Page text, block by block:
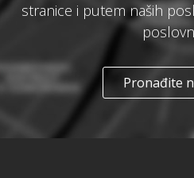
stranice i putem naših
Pronađite